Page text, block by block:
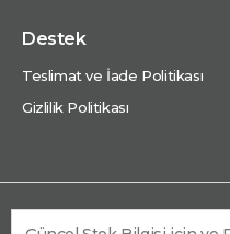
Destek
Teslimat ve İade Politikası
Gizlilik Politikası